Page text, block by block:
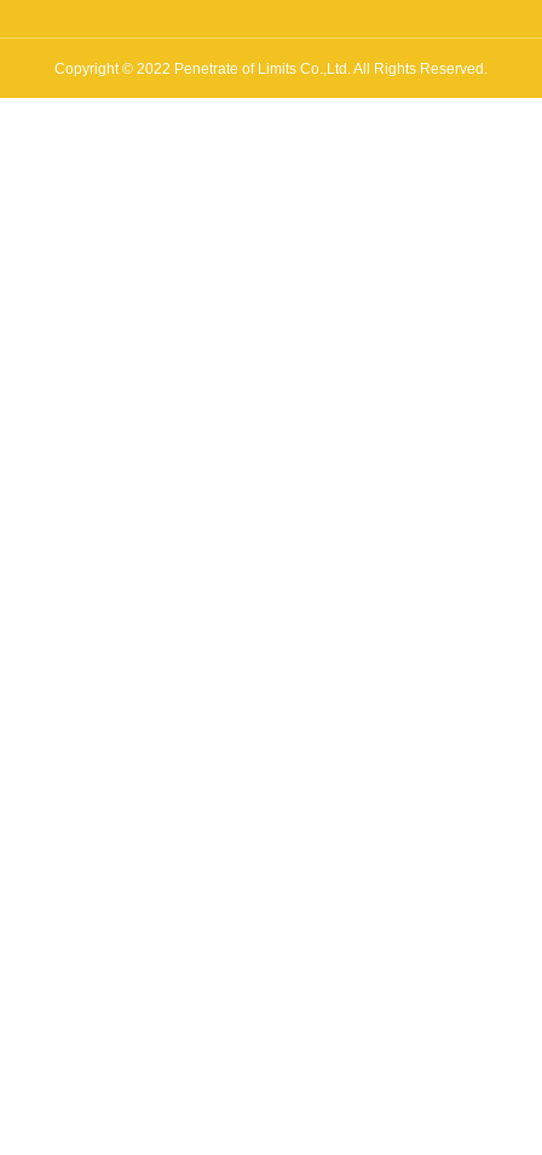
Copyright © 2022 Penetrate of Limits Co.,Ltd. All Rights Reserved.